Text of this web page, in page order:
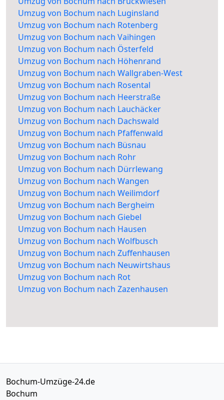
Umzug von Bochum nach Luginsland
Umzug von Bochum nach Rotenberg
Umzug von Bochum nach Vaihingen
Umzug von Bochum nach Österfeld
Umzug von Bochum nach Höhenrand
Umzug von Bochum nach Wallgraben-West
Umzug von Bochum nach Rosental
Umzug von Bochum nach Heerstraße
Umzug von Bochum nach Lauchäcker
Umzug von Bochum nach Dachswald
Umzug von Bochum nach Pfaffenwald
Umzug von Bochum nach Büsnau
Umzug von Bochum nach Rohr
Umzug von Bochum nach Dürrlewang
Umzug von Bochum nach Wangen
Umzug von Bochum nach Weilimdorf
Umzug von Bochum nach Bergheim
Umzug von Bochum nach Giebel
Umzug von Bochum nach Hausen
Umzug von Bochum nach Wolfbusch
Umzug von Bochum nach Zuffenhausen
Umzug von Bochum nach Neuwirtshaus
Umzug von Bochum nach Rot
Umzug von Bochum nach Zazenhausen
Bochum-Umzüge-24.de
Bochum